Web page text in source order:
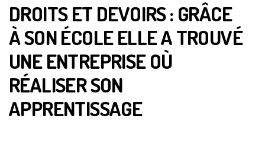
DROITS ET DEVOIRS : GRÂCE
À SON ÉCOLE ELLE A TROUVÉ
UNE ENTREPRISE OÙ
RÉALISER SON
APPRENTISSAGE